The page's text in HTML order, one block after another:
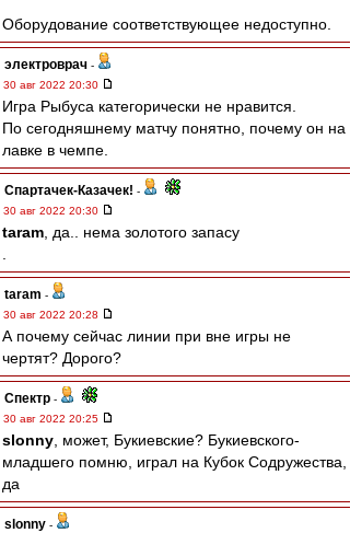
Оборудование соответствующее недоступно.
электроврач -
30 авг 2022 20:30
Игра Рыбуса категорически не нравится.
По сегодняшнему матчу понятно, почему он на
лавке в чемпе.
Спартачек-Казачек! -
30 авг 2022 20:30
taram , да.. нема золотого запасу
taram -
30 авг 2022 20:28
А почему сейчас линии при вне игры не
чертят? Дорого?
Спектр -
30 авг 2022 20:25
slonny , может, Букиевские? Букиевского-
младшего помню, играл на Кубок Содружества,
да
slonny -